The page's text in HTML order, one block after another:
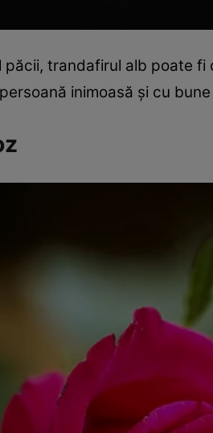
păcii, trandafirul alb poate
inimoasă şi cu